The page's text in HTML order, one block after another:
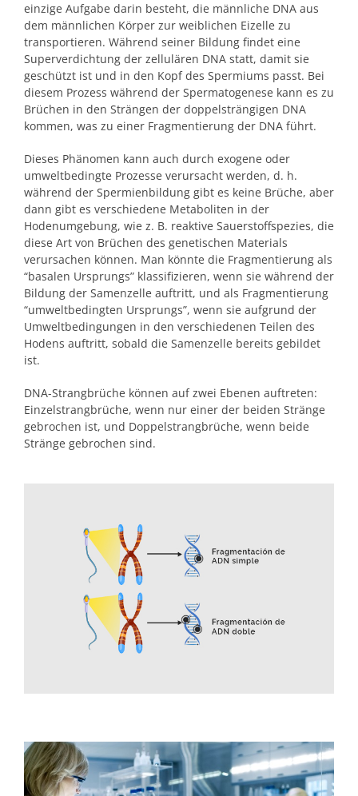
einzige Aufgabe darin besteht, die männliche DNA aus
dem männlichen Körper zur weiblichen Eizelle zu
transportieren. Während seiner Bildung findet eine
Superverdichtung der zellulären DNA statt, damit sie
geschützt ist und in den Kopf des Spermiums passt. Bei
diesem Prozess während der Spermatogenese kann es zu
Brüchen in den Strängen der doppelsträngigen DNA
kommen, was zu einer Fragmentierung der DNA führt.
Dieses Phänomen kann auch durch exogene oder
umweltbedingte Prozesse verursacht werden, d. h.
während der Spermienbildung gibt es keine Brüche, aber
dann gibt es verschiedene Metaboliten in der
Hodenumgebung, wie z. B. reaktive Sauerstoffspezies, die
diese Art von Brüchen des genetischen Materials
verursachen können. Man könnte die Fragmentierung als
“basalen Ursprungs” klassifizieren, wenn sie während der
Bildung der Samenzelle auftritt, und als Fragmentierung
“umweltbedingten Ursprungs”, wenn sie aufgrund der
Umweltbedingungen in den verschiedenen Teilen des
Hodens auftritt, sobald die Samenzelle bereits gebildet
ist.
DNA-Strangbrüche können auf zwei Ebenen auftreten:
Einzelstrangbrüche, wenn nur einer der beiden Stränge
gebrochen ist, und Doppelstrangbrüche, wenn beide
Stränge gebrochen sind.